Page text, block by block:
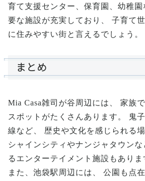
育て支援センター、保育園、幼稚
要な施設が充実しており、 子育て
に住みやすい街と言えるでしょう。
まとめ
Mia Casa雑司が谷周辺には、 家族
スポットがたくさんあります。 鬼
線など、 歴史や文化を感じられる
シャインシティやナンジャタウン
るエンターテイメント施設もありま
また、池袋駅周辺には、 公園も点